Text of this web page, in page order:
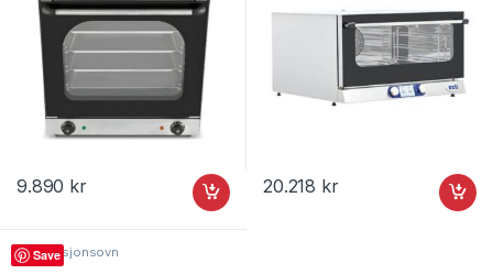
9.890 kr 20.218 kr
Save
Konveksjonsovn